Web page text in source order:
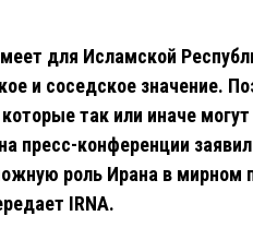
для Исламской
и соседское значение.
так или иначе
пресс-конференции
роль Ирана в мирном
IRNA.